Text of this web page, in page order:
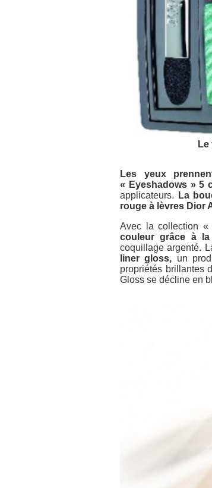
Les yeux
« Eyeshadows » 5
applicateurs.
La
rouge à lèvres Dior
Avec la collection «
couleur grâce à
coquillage argenté.
liner gloss, un
propriétés brillantes
Gloss se décline en